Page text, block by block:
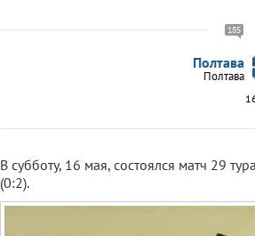
185
Полтава
Полтава
В субботу, 16 мая, состоялся матч 29 тура
(0:2).